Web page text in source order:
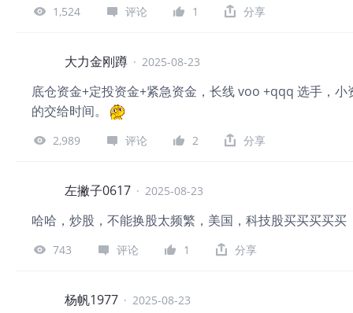
1,524 评论 1 分享
大力金刚蹲 · 2025-08-23
底仓资金+定投资金+紧急资金，长线 voo +qqq 选手，
的交给时间。
2,989 评论 2 分享
左撇子0617 · 2025-08-23
哈哈，炒股，不能换股太频繁，美国，科技股买买买买买
743 评论 1 分享
杨帆1977 · 2025-08-23